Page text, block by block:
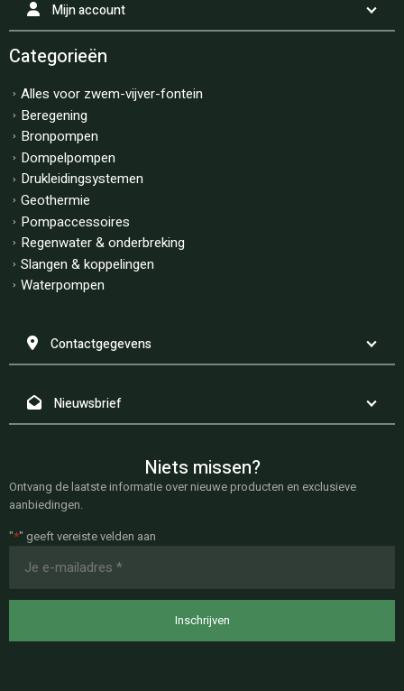
Mijn account
Categorieën
Alles voor zwem-vijver-fontein
Beregening
Bronpompen
Dompelpompen
Drukleidingsystemen
Geothermie
Pompaccessoires
Regenwater & onderbreking
Slangen & koppelingen
Waterpompen
Contactgegevens
Nieuwsbrief
Niets missen?
Ontvang de laatste informatie over nieuwe producten en exclusieve
aanbiedingen.
"*" geeft vereiste velden aan
mailadres
*